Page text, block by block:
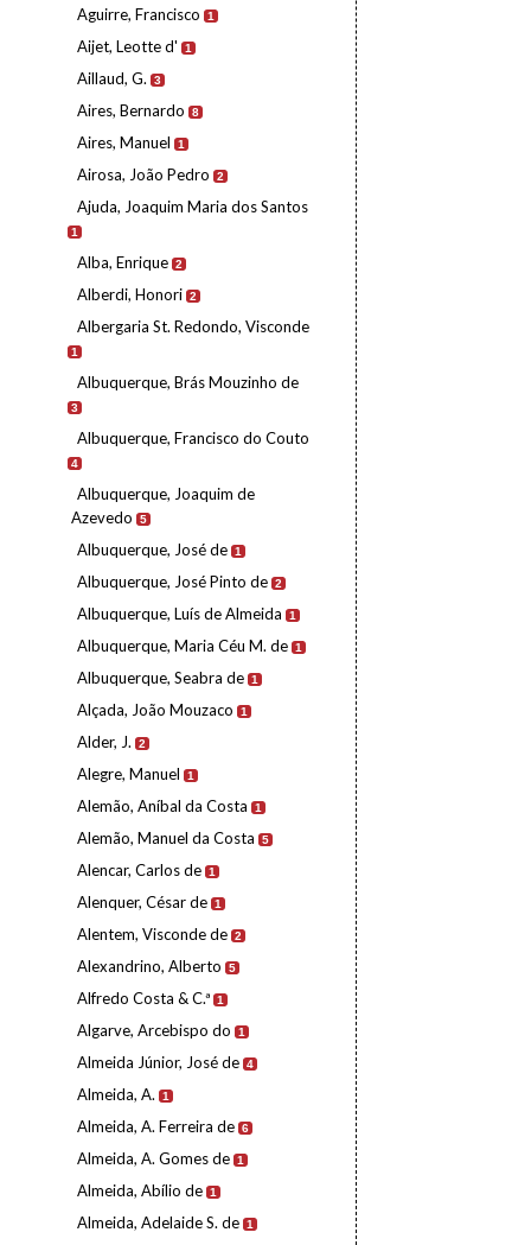
Aguirre, Francisco 1
Aijet, Leotte d' 1
Aillaud, G. 3
Aires, Bernardo 8
Aires, Manuel 1
Airosa, João Pedro 2
Ajuda, Joaquim Maria dos Santos
1
Alba, Enrique 2
Alberdi, Honori 2
Albergaria St. Redondo, Visconde
1
Albuquerque, Brás Mouzinho de
3
Albuquerque, Francisco do Couto
4
Albuquerque, Joaquim de
Azevedo
5
Albuquerque, José de 1
Albuquerque, José Pinto de 2
Albuquerque, Luís de Almeida 1
Albuquerque, Maria Céu M. de 1
Albuquerque, Seabra de 1
Alçada, João Mouzaco 1
Alder, J. 2
Alegre, Manuel 1
Alemão, Aníbal da Costa 1
Alemão, Manuel da Costa 5
Alencar, Carlos de 1
Alenquer, César de 1
Alentem, Visconde de 2
Alexandrino, Alberto 5
Alfredo Costa & C.ª 1
Algarve, Arcebispo do 1
Almeida Júnior, José de 4
Almeida, A. 1
Almeida, A. Ferreira de 6
Almeida, A. Gomes de 1
Almeida, Abílio de 1
Almeida, Adelaide S. de 1